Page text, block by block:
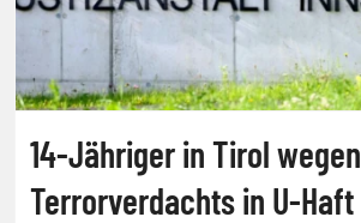
14-Jähriger in Tirol wegen
Terrorverdachts in U-Haft